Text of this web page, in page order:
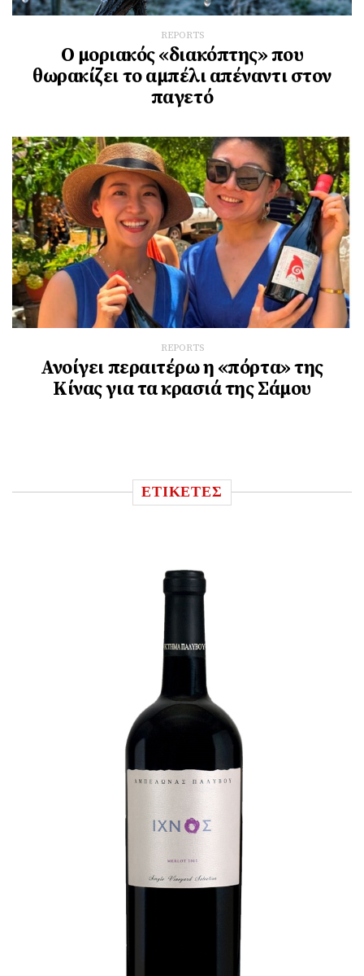
REPORTS
Ο μοριακός «διακόπτης» που
θωρακίζει το αμπέλι απέναντι στον
παγετό
REPORTS
Ανοίγει περαιτέρω η «πόρτα» της
Κίνας για τα κρασιά της Σάμου
ΕΤΙΚΕΤΕΣ